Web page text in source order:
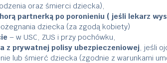
oraz śmierci dziecka),
partnerką po poronieniu ( jeśli lekarz
dziecka (za zgodą kobiety)
– w USC, ZUS i przy pochówku,
z prywatnej polisy ubezpieczeniowej, jeśli
lub śmierć dziecka (zgodnie z warunkami